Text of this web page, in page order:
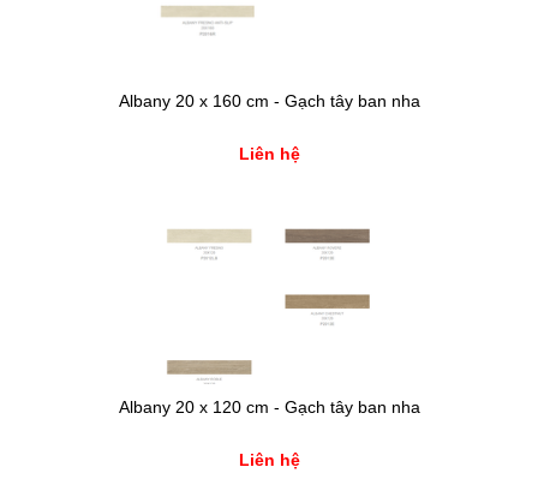
Albany 20 x 160 cm - Gạch tây ban nha
Liên hệ
Albany 20 x 120 cm - Gạch tây ban nha
Liên hệ